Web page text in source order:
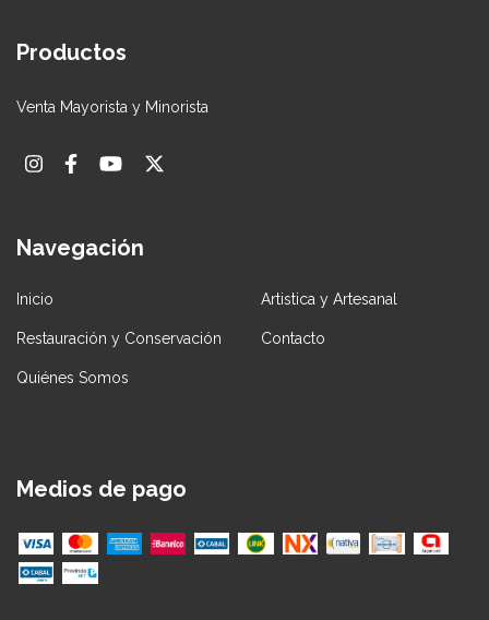
Productos
Venta Mayorista y Minorista
Navegación
Inicio Artistica y Artesanal
Restauración y Conservación Contacto
Quiénes Somos
Medios de pago